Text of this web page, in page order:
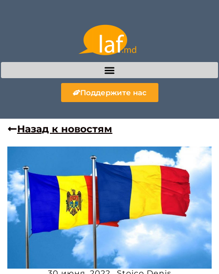
Поддержите нас
Назад к новостям